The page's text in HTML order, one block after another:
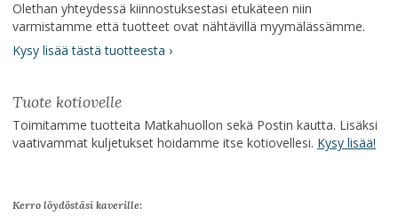
Olethan yhteydessä kiinnostuksestasi etukäteen niin
varmistamme että tuotteet ovat nähtävillä myymälässämme.
Kysy lisää tästä tuotteesta ›
Tuote kotiovelle
Toimitamme tuotteita Matkahuollon sekä Postin kautta. Lisäksi
vaativammat kuljetukset hoidamme itse kotiovellesi. Kysy lisää!
Kerro löydöstäsi kaverille: